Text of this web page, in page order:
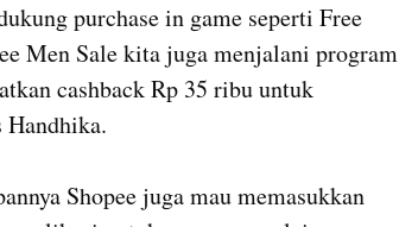
purchase in game seperti Free
Men Sale kita juga menjalani program
cashback Rp 35 ribu untuk
Handhika.
Shopee juga mau memasukkan